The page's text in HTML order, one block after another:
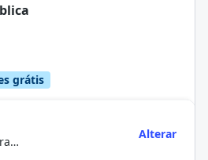
grátis
Especialização (pós-graduação)
Alterar